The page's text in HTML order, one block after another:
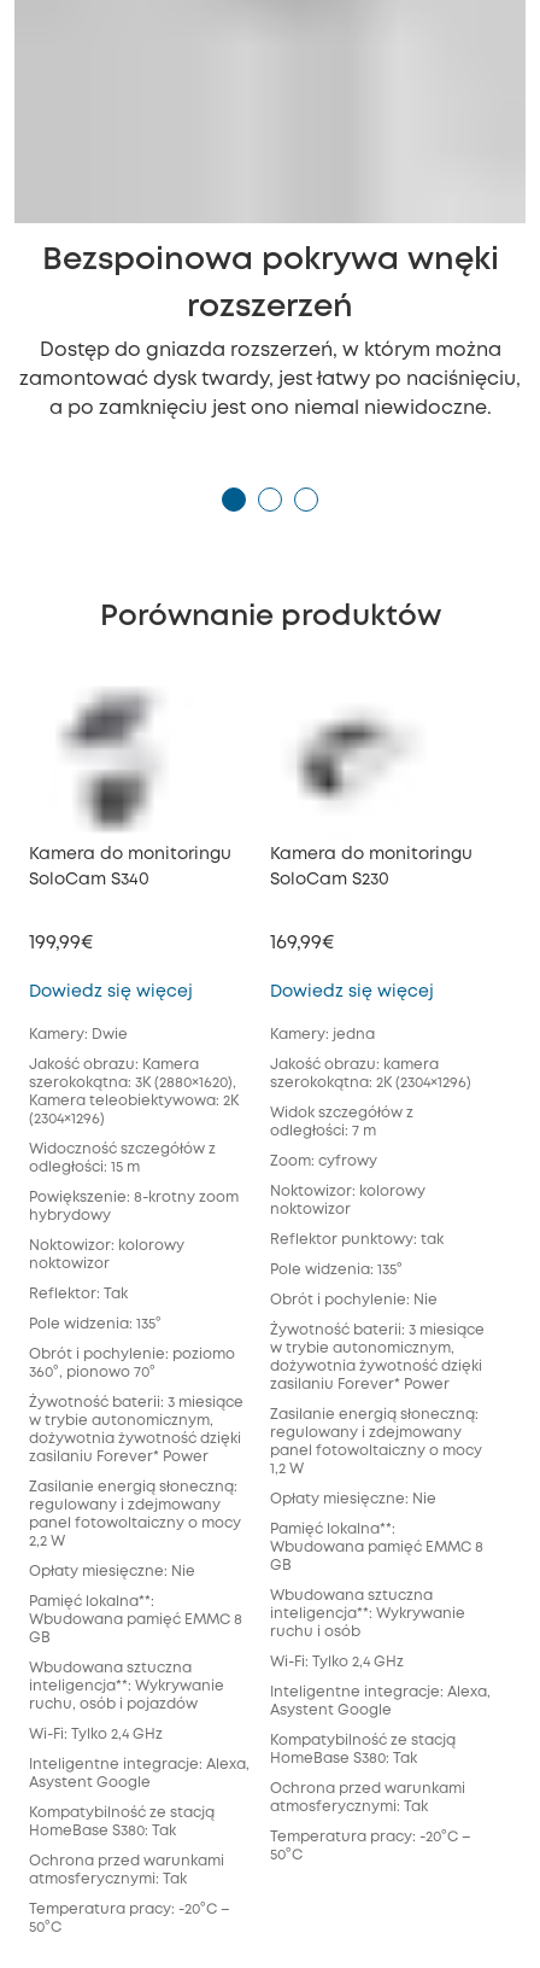
Bezspoinowa pokrywa wnęki
rozszerzeń
Dostęp do gniazda rozszerzeń, w którym można
zamontować dysk twardy, jest łatwy po naciśnięciu,
a po zamknięciu jest ono niemal niewidoczne.
Porównanie produktów
Kamera do monitoringu
SoloCam S340
199,99€
Dowiedz się więcej Kamera do monitoringu SoloCam S340
Kamery: Dwie
Jakość obrazu: Kamera
szerokokątna: 3K (2880×1620),
Kamera teleobiektywowa: 2K
(2304×1296)
Widoczność szczegółów z
odległości: 15 m
Powiększenie: 8-krotny zoom
hybrydowy
Noktowizor: kolorowy
noktowizor
Reflektor: Tak
Pole widzenia: 135°
Obrót i pochylenie: poziomo
360°, pionowo 70°
Żywotność baterii: 3 miesiące
w trybie autonomicznym,
dożywotnia żywotność dzięki
zasilaniu Forever* Power
Zasilanie energią słoneczną:
regulowany i zdejmowany
panel fotowoltaiczny o mocy
2,2 W
Opłaty miesięczne: Nie
Pamięć lokalna**:
Wbudowana pamięć EMMC 8
GB
Wbudowana sztuczna
inteligencja**: Wykrywanie
ruchu, osób i pojazdów
Wi-Fi: Tylko 2,4 GHz
Inteligentne integracje: Alexa,
Asystent Google
Kompatybilność ze stacją
HomeBase S380: Tak
Ochrona przed warunkami
atmosferycznymi: Tak
Temperatura pracy: -20°C –
50°C
Kamera do monitoringu
SoloCam S230
169,99€
Dowiedz się więcej
Kamery: jedna
Jakość obrazu: kamera
szerokokątna: 2K (2304×1296)
Widok szczegółów z
odległości: 7 m
Zoom: cyfrowy
Noktowizor: kolorowy
noktowizor
Reflektor punktowy: tak
Pole widzenia: 135°
Obrót i pochylenie: Nie
Żywotność baterii: 3 miesiące
w trybie autonomicznym,
dożywotnia żywotność dzięki
zasilaniu Forever* Power
Zasilanie energią słoneczną:
regulowany i zdejmowany
panel fotowoltaiczny o mocy
1,2 W
Opłaty miesięczne: Nie
Pamięć lokalna**:
Wbudowana pamięć EMMC 8
GB
Wbudowana sztuczna
inteligencja**: Wykrywanie
ruchu i osób
Wi-Fi: Tylko 2,4 GHz
Inteligentne integracje: Alexa,
Asystent Google
Kompatybilność ze stacją
HomeBase S380: Tak
Ochrona przed warunkami
atmosferycznymi: Tak
Temperatura pracy: -20°C –
50°C